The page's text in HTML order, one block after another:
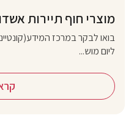
מוצרי חוף תיירות
בואו לבקר במרכז
ליום מוש...